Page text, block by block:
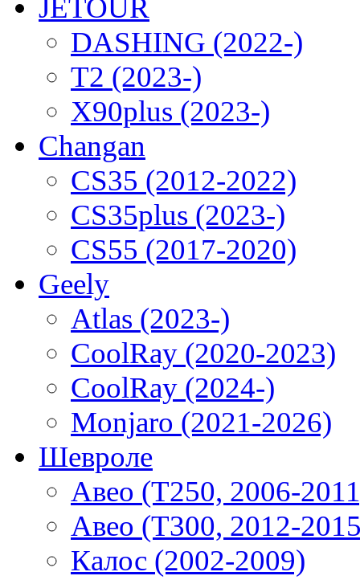
JETOUR
DASHING (2022-)
T2 (2023-)
X90plus (2023-)
Changan
CS35 (2012-2022)
CS35plus (2023-)
CS55 (2017-2020)
Geely
Atlas (2023-)
CoolRay (2020-2023)
CoolRay (2024-)
Monjaro (2021-2026)
Шевроле
Авео (T250, 2006-
Авео (T300, 2012-
Калос (2002-2009)